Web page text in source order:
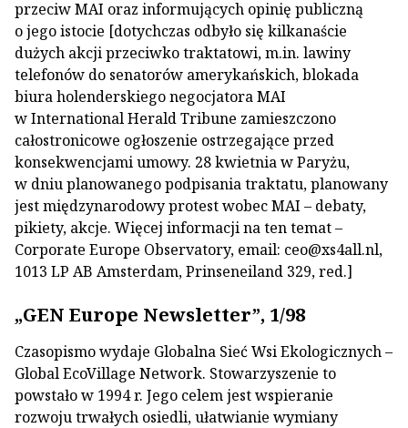
przeciw MAI oraz informujących opinię publiczną
o jego istocie [dotychczas odbyło się kilkanaście
dużych akcji przeciwko traktatowi, m.in. lawiny
telefonów do senatorów amerykańskich, blokada
biura holenderskiego negocjatora MAI
w International Herald Tribune zamieszczono
całostronicowe ogłoszenie ostrzegające przed
konsekwencjami umowy. 28 kwietnia w Paryżu,
w dniu planowanego podpisania traktatu, planowany
jest międzynarodowy protest wobec MAI – debaty,
pikiety, akcje. Więcej informacji na ten temat –
Corporate Europe Observatory, email: ceo@xs4all.nl,
1013 LP AB Amsterdam, Prinseneiland 329, red.]
„GEN Europe Newsletter”, 1/98
Czasopismo wydaje Globalna Sieć Wsi Ekologicznych –
Global EcoVillage Network. Stowarzyszenie to
powstało w 1994 r. Jego celem jest wspieranie
rozwoju trwałych osiedli, ułatwianie wymiany